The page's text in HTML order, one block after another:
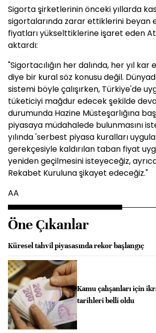
Sigorta şirketlerinin önceki yıllarda
sigortalarında zarar ettiklerini beyan
fiyatları yükselttiklerine işaret eden
aktardı:
"Sigortacılığın her dalında, her yıl
diye bir kural söz konusu değil.
sistemi böyle çalışırken, Türkiye'de
tüketiciyi mağdur edecek şekilde
durumunda Hazine Müsteşarlığına
piyasaya müdahalede bulunmasını
yılında 'serbest piyasa kuralları
gerekçesiyle kaldırılan taban fiyat
yeniden geçilmesini isteyeceğiz,
Rekabet Kuruluna şikayet edeceğiz."
AA
Öne Çıkanlar
Küresel tahvil piyasasında rekor başlangıç
Kamu çalışanları için
tarihleri belli oldu